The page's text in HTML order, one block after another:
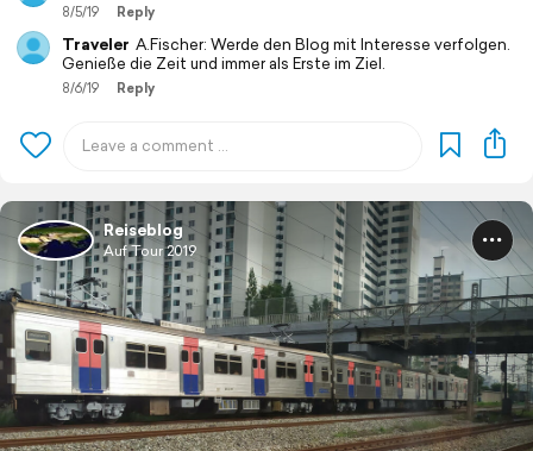
8/5/19 Reply
Traveler A.Fischer: Werde den Blog mit Interesse verfolgen.
Genieße die Zeit und immer als Erste im Ziel.
8/6/19 Reply
Reiseblog
Auf Tour 2019